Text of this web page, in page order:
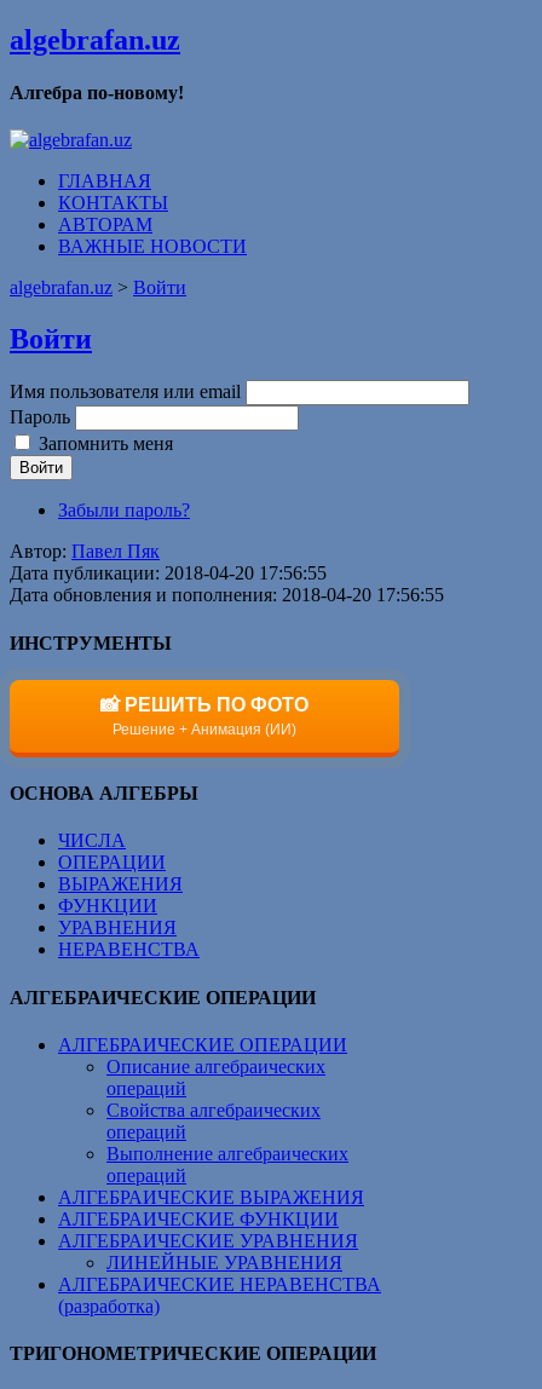
algebrafan.uz
Алгебра по-новому!
ГЛАВНАЯ
КОНТАКТЫ
АВТОРАМ
ВАЖНЫЕ НОВОСТИ
algebrafan.uz > Войти
Войти
Имя пользователя или email
Пароль
Запомнить меня
Войти
Забыли пароль?
Автор: Павел Пяк
Дата публикации: 2018-04-20 17:56:55
Дата обновления и пополнения: 2018-04-20 17:56:55
ИНСТРУМЕНТЫ
📸 РЕШИТЬ ПО ФОТО
Решение + Анимация (ИИ)
ОСНОВА АЛГЕБРЫ
ЧИСЛА
ОПЕРАЦИИ
ВЫРАЖЕНИЯ
ФУНКЦИИ
УРАВНЕНИЯ
НЕРАВЕНСТВА
АЛГЕБРАИЧЕСКИЕ ОПЕРАЦИИ
АЛГЕБРАИЧЕСКИЕ ОПЕРАЦИИ
Описание алгебраических
операций
Свойства алгебраических
операций
Выполнение алгебраических
операций
АЛГЕБРАИЧЕСКИЕ ВЫРАЖЕНИЯ
АЛГЕБРАИЧЕСКИЕ ФУНКЦИИ
АЛГЕБРАИЧЕСКИЕ УРАВНЕНИЯ
ЛИНЕЙНЫЕ УРАВНЕНИЯ
АЛГЕБРАИЧЕСКИЕ НЕРАВЕНСТВА
(разработка)
ТРИГОНОМЕТРИЧЕСКИЕ ОПЕРАЦИИ